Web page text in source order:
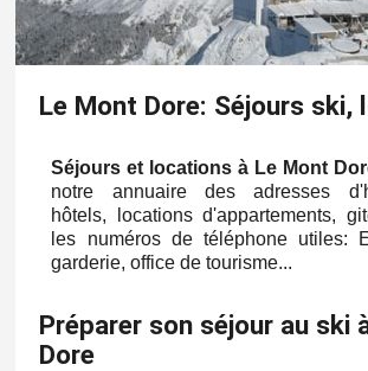
Webcams
Le Mont Dore: Séjours ski,
Séjours et locations à Le Mont
notre annuaire des adresses
hôtels, locations d'appartements,
les numéros de téléphone utiles:
garderie, office de tourisme...
Préparer son séjour au ski
Dore